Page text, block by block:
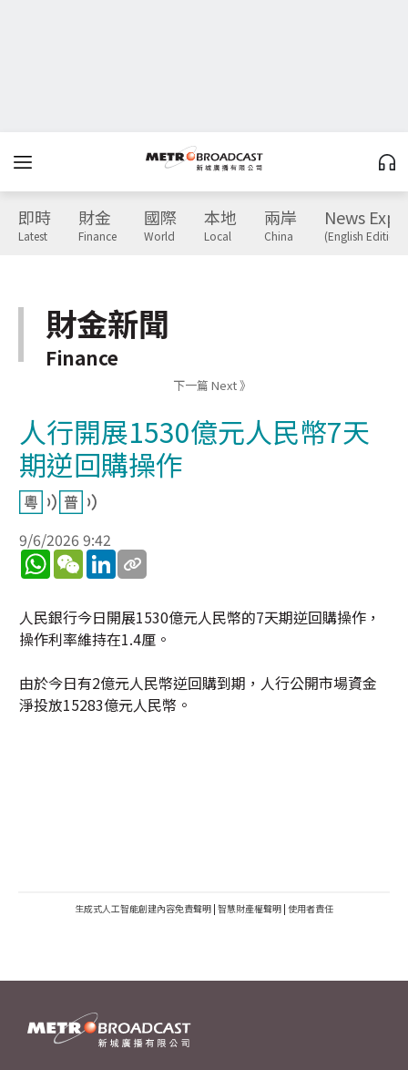
即時
Latest
財金
Finance
國際
World
本地
Local
兩岸
China
News
(English Edition)
財金新聞
Finance
下一篇 Next 》
人行開展1530億元人民幣7天
期逆回購操作
9/6/2026 9:42
WhatsApp
WeChatLinkedIn
人民銀行今日開展1530億元人民幣的7天期逆回購操作，
操作利率維持在1.4厘。
由於今日有2億元人民幣逆回購到期，人行公開市場資金
淨投放15283億元人民幣。
生成式人工智能創建內容免責聲明 | 智慧財產權聲明 | 使用者責任